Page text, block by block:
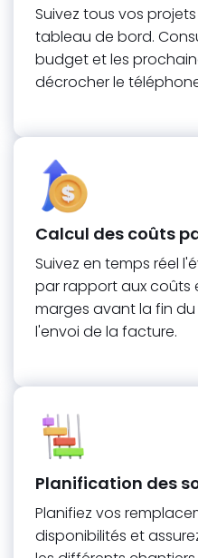
Suivez tous vos
tableau de bord.
budget et les
décrocher le
Calcul des coûts
Suivez en temps réel
par rapport aux coûts
marges avant la fin
l'envoi de la facture.
Planification des
Planifiez vos
disponibilités et